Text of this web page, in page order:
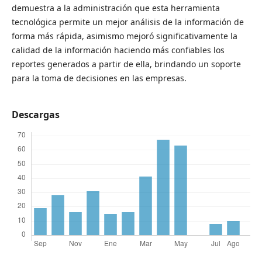
demuestra a la administración que esta herramienta
tecnológica permite un mejor análisis de la información de
forma más rápida, asimismo mejoró significativamente la
calidad de la información haciendo más confiables los
reportes generados a partir de ella, brindando un soporte
para la toma de decisiones en las empresas.
Descargas